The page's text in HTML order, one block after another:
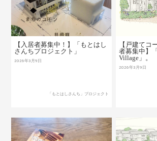
【入居者募集中！】「もとはし
さんちプロジェクト」
2026年3月9日
「もとはしさんち」プロジェクト
【戸建て
者募集中】
Village」。
2026年3月9日